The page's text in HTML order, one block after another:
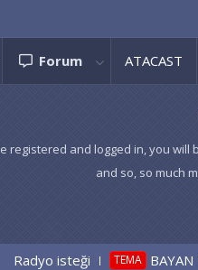
Forum ATACAST
registered and logged in, you
and so, so much
BAYAN TEMASI kırmızı GÜL